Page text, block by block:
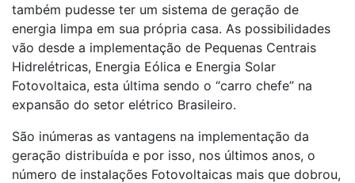
também pudesse ter um sistema de geração de
energia limpa em sua própria casa. As possibilidades
vão desde a implementação de Pequenas Centrais
Hidrelétricas, Energia Eólica e Energia Solar
Fotovoltaica, esta última sendo o “carro chefe” na
expansão do setor elétrico Brasileiro.
São inúmeras as vantagens na implementação da
geração distribuída e por isso, nos últimos anos, o
número de instalações Fotovoltaicas mais que dobrou,